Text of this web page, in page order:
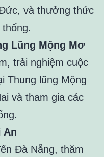
và thưởng thức
Lũng Mộng Mơ
trải nghiệm cuộc
Thung lũng Mộng
và tham gia các
An
Đà Nẵng, thăm